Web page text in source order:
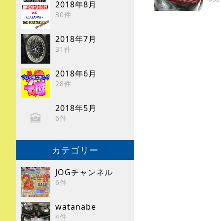
2018年8月
30件
2018年7月
31件
2018年6月
28件
2018年5月
6件
カテゴリー
JOGチャンネル
6件
watanabe
4件